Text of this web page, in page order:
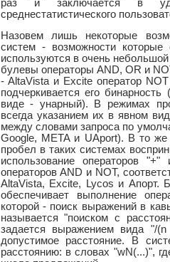
раз и заключается в
среднестатистического
Назовем лишь некоторые
систем - возможности которые
используются в очень
булевы операторы AND, OR и
- AltaVista и Excite оператор
подчеркивается его
виде - унарный). В режимах
всегда указанием их в явном
между словами запроса по
Google, META и UAport). В то
пробел в таких системах
использование операторов
операторов AND и NOT,
AltaVista, Excite, Lycos и Апорт.
обеспечивает выполнение
которой - поиск выражений в
называется "поиском с
задается выражением вида "/
допустимое расстояние. В
расстоянию: в словах "wN(...)",